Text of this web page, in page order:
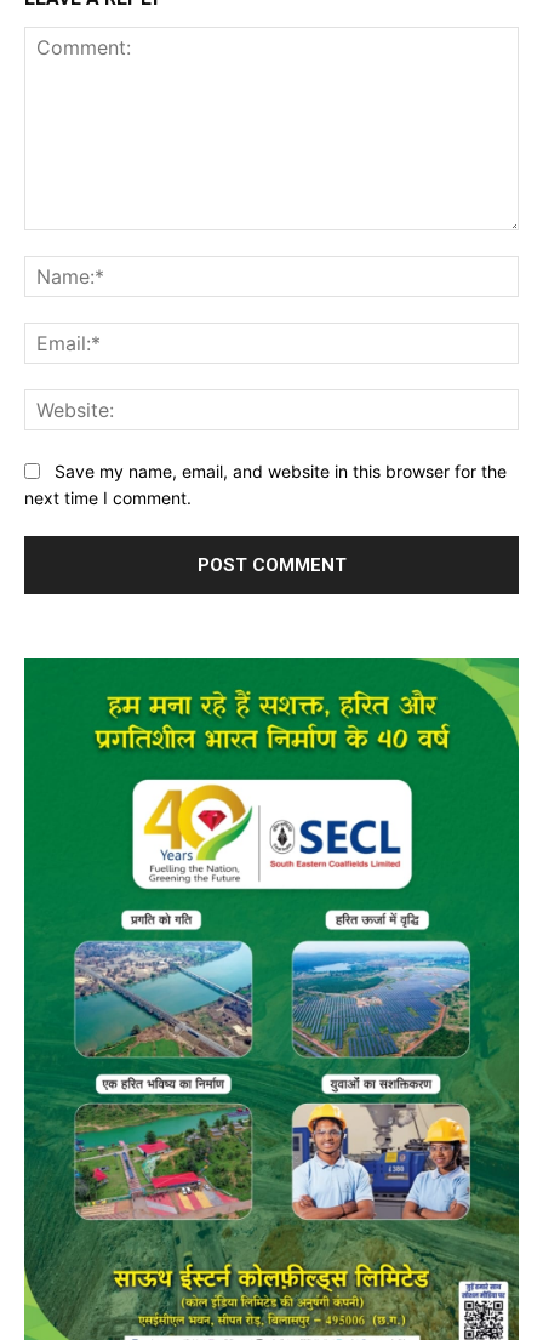
Save my name, email, and website in this browser for the
next time I comment.